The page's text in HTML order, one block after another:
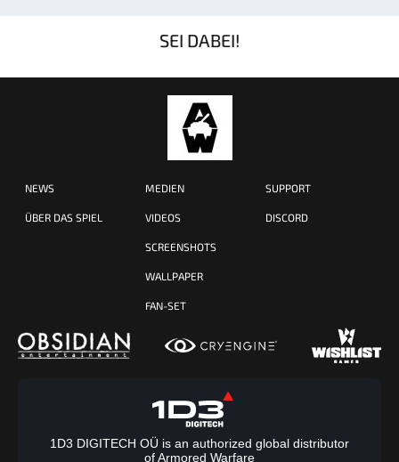
SEI DABEI!
NEWS
ÜBER DAS SPIEL
MEDIEN
VIDEOS
SCREENSHOTS
WALLPAPER
FAN-SET
SUPPORT
DISCORD
1D3 DIGITECH OÜ is an authorized global distributor
of Armored Warfare